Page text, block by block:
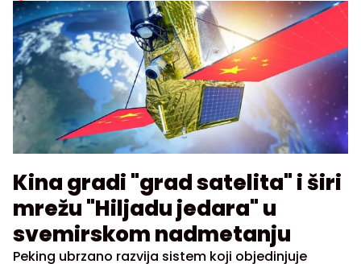
Kina gradi "grad satelita" i širi
mrežu "Hiljadu jedara" u
svemirskom nadmetanju
Peking ubrzano razvija sistem koji objedinjuje